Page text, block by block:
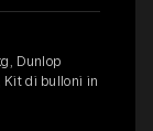
Dunlop
Kit di bulloni in